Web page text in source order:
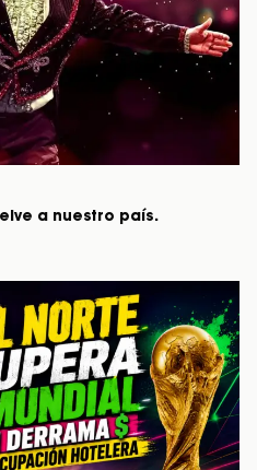
a nuestro país.